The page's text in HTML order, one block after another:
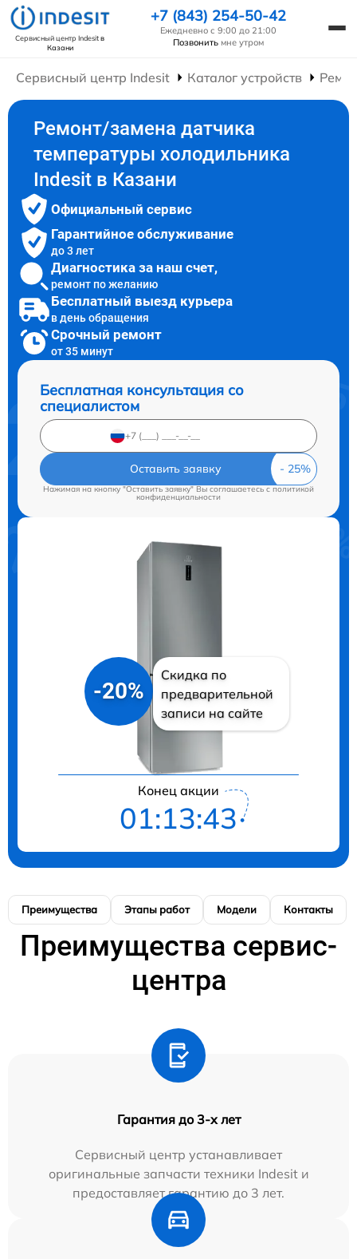
Сервисный центр Indesitв
Казани
+7 (843) 254-50-42
Ежедневно с 9:00 до 21:00
Позвонить мне утром
Сервисный центр Indesit Каталог устройств
Ремонт/замена датчика
температуры холодильника
Indesit в Казани
Официальный сервис
Гарантийное обслуживание
до 3 лет
Диагностика за наш счет,
ремонт по желанию
Бесплатный выезд курьера
в день обращения
Срочный ремонт
от 35 минут
Бесплатная консультация со
специалистом
Оставить заявку
Нажимая на кнопку "Оставить заявку" Вы соглашаетесь cполитикой
конфиденциальности
-20%
Скидка по
предварительной
записи на сайте
Конец акции
01:13:42
Преимущества Этапы работ Модели Контакты
Преимущества сервис-
центра
Гарантия до 3-х лет
Сервисный центр устанавливает
оригинальные запчасти техники Indesit и
предоставляет гарантию до 3 лет.